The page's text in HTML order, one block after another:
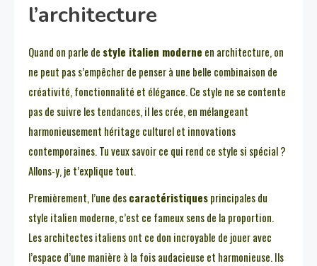
l’architecture
Quand on parle de style italien moderne en architecture, on
ne peut pas s’empêcher de penser à une belle combinaison de
créativité, fonctionnalité et élégance. Ce style ne se contente
pas de suivre les tendances, il les crée, en mélangeant
harmonieusement héritage culturel et innovations
contemporaines. Tu veux savoir ce qui rend ce style si spécial ?
Allons-y, je t’explique tout.
Premièrement, l’une descaractéristiquesprincipales du
style italien moderne, c’est ce fameux sens de la proportion.
Les architectes italiens ont ce don incroyable de jouer avec
l’espace d’une manière à la fois audacieuse et harmonieuse. Ils